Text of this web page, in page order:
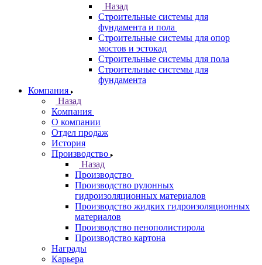
Назад
Строительные системы для
фундамента и пола
Строительные системы для опор
мостов и эстокад
Строительные системы для пола
Строительные системы для
фундамента
Компания
Назад
Компания
О компании
Отдел продаж
История
Производство
Назад
Производство
Производство рулонных
гидроизоляционных материалов
Производство жидких гидроизоляционных
материалов
Производство пенополистирола
Производство картона
Награды
Карьера